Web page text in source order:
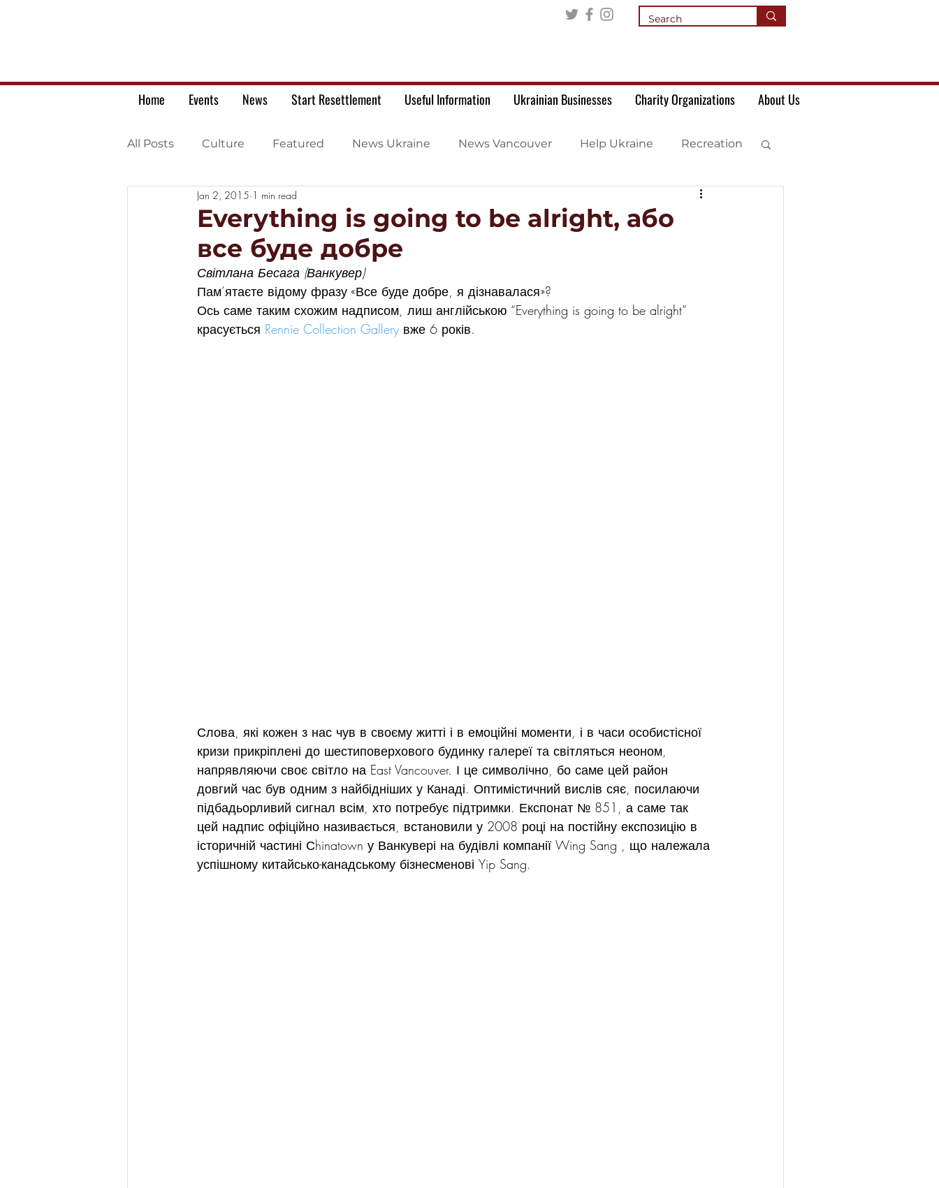
Home Events News Start Resettlement Useful Information Ukrainian Businesses Charity Organizations About Us
All Posts Culture Featured News Ukraine News Vancouver Help Ukraine Recreation
Ukrainian war letters
Everything is going to be alright, або
все буде добре
Jan 2, 2015 1 min read
Світлана Бесага (Ванкувер)
Пам’ятаєте відому фразу «Все буде добре, я дізнавалася»?
Ось саме таким схожим надписом, лиш англійською “Everything is going to be alright”
красується Rennie Collection Gallery вже 6 років.
Слова, які кожен з нас чув в своєму житті і в емоційні моменти, і в часи особистісної
кризи прикріплені до шестиповерхового будинку галереї та світляться неоном,
напрявляючи своє світло на East Vancouver. І це символічно, бо саме цей район
довгий час був одним з найбідніших у Канаді. Оптимістичний вислів сяє, посилаючи
підбадьорливий сигнал всім, хто потребує підтримки. Експонат № 851, а саме так
цей надпис офіційно називається, встановили у 2008 році на постійну експозицію в
історичній частині Сhinatown у Ванкувері на будівлі компанії Wing Sang , що належала
успішному китайсько-канадському бізнесменові Yip Sang.